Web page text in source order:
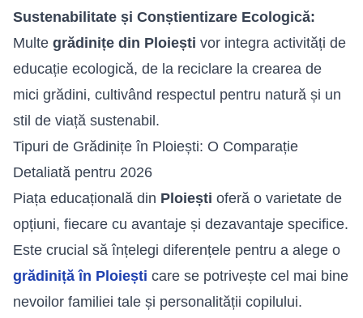
Sustenabilitate și Conștientizare Ecologică:
Multe grădinițe din Ploiești vor integra activități de
educație ecologică, de la reciclare la crearea de
mici grădini, cultivând respectul pentru natură și un
stil de viață sustenabil.
Tipuri de Grădinițe în Ploiești: O Comparație
Detaliată pentru 2026
Piața educațională din Ploiești oferă o varietate de
opțiuni, fiecare cu avantaje și dezavantaje specifice.
Este crucial să înțelegi diferențele pentru a alege o
grădiniță în Ploiești care se potrivește cel mai bine
nevoilor familiei tale și personalității copilului.